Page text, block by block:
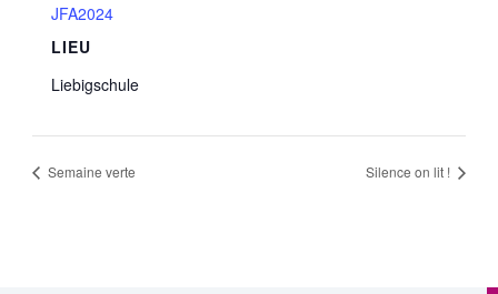
JFA2024
LIEU
Liebigschule
Semaine verte Silence on lit !